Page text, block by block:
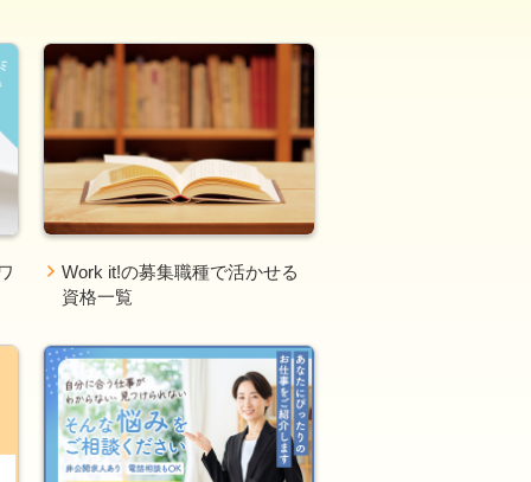
Work it!の募集職種で活かせる
資格一覧